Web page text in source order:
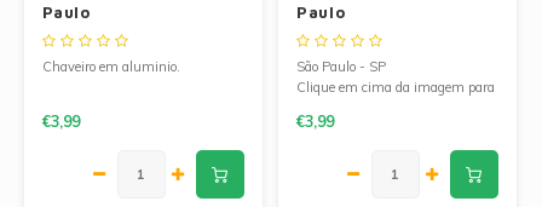
Paulo
Chaveiro em aluminio.
€3,99
Paulo
São Paulo - SP
Clique em cima da imagem para
€3,99